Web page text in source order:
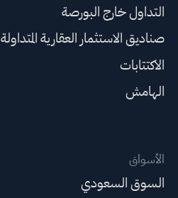
التداول خارج البورصة
صناديق الاستثمار العقارية المتداولة
الاكتتابات
الهامش
الأسواق
السوق السعودي